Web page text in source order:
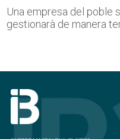
Una empresa del poble
gestionarà de manera